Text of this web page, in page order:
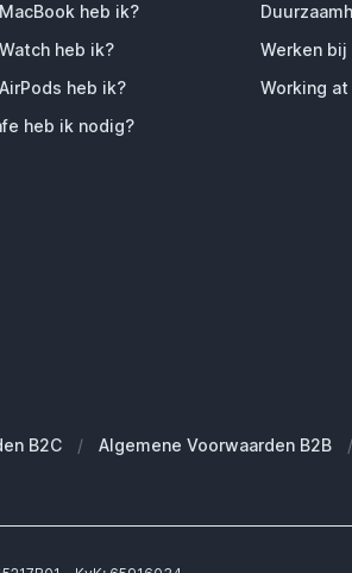
heb ik?
heb ik?
heb ik?
heb ik nodig?
Werken bij
Working at
B2C / Algemene Voorwaarden B2B /